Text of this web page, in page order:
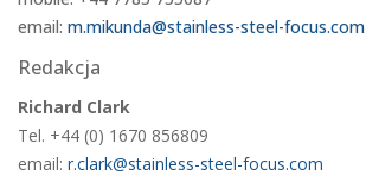
email: m.mikunda@stainless-steel-focus.com
Redakcja
Richard Clark
Tel. +44 (0) 1670 856809
email: r.clark@stainless-steel-focus.com